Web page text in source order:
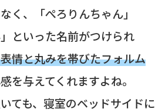
く、「ぺろりんちゃん」
」といった名前がつけられ
情と丸みを帯びたフォルム
を与えてくれますよね。
ても、寝室のベッドサイドに